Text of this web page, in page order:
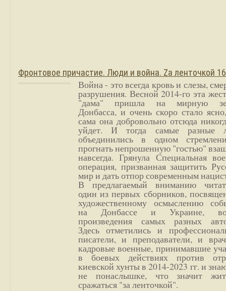
Фронтовое причастие. Люди и война. Zа ленточкой
Война - это всегда кровь и слезы,
разрушения. Весной 2014-го эта
"дама" пришла на мирную
Донбасса, и очень скоро стало
сама она добровольно отсюда
уйдет. И тогда самые разные
объединились в одном
прогнать непрошенную "гостью"
навсегда. Грянула Специальная
операция, призванная защитить
мир и дать отпор современным
В предлагаемый вниманию
один из первых сборников,
художественному осмыслению
на Донбассе и Украине,
произведения самых разных
Здесь отметились и
писатели, и преподаватели, и
кадровые военные, принимавшие
в боевых действиях против
киевской хунты в 2014-2023 гг. и
не понаслышке, что значит
сражаться "за ленточкой".